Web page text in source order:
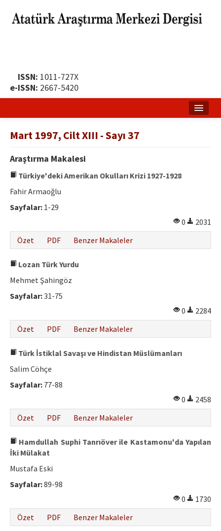
ISSN: 1011-727X
e-ISSN: 2667-5420
Yayın Politikası
Yayın İlkeleri
Yazar Rehberi
Hakem Rehberi
İletişim
Mart 1997, Cilt XIII - Sayı 37
Araştırma Makalesi
Türkiye'deki Amerikan Okulları Krizi 1927-1928
Fahir Armaoğlu
Sayfalar: 1-29
0
2031
Özet
PDF Benzer Makaleler
Lozan Türk Yurdu
Mehmet Şahingöz
Sayfalar:31-75
0
2284
Özet
PDF Benzer Makaleler
Türk İstiklal Savaşı ve Hindistan Müslümanları
Salim Cöhçe
Sayfalar: 77-88
0
2458
Özet
PDF Benzer Makaleler
Hamdullah Suphi Tanrıöver ile Kastamonu'da Yapılan
İki Mülakat
Mustafa Eski
Sayfalar:89-98
0
1730
Özet
PDF Benzer Makaleler